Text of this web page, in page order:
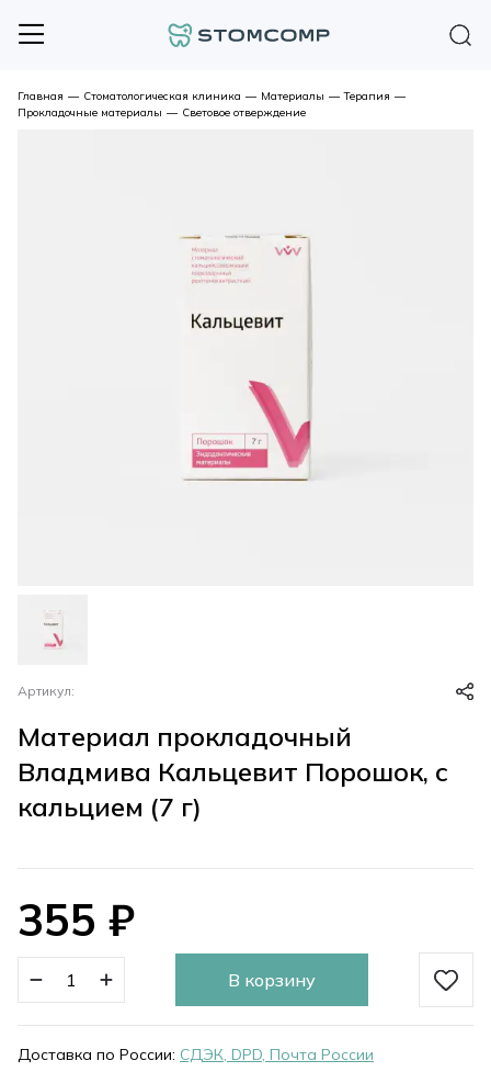
Главная — Стоматологическая клиника — Материалы — Терапия —
Прокладочные материалы — Световое отверждение
Артикул:
Материал прокладочный
Владмива Кальцевит Порошок, с
кальцием (7 г)
355 ₽
В корзину
Доставка по России: СДЭК, DPD, Почта России